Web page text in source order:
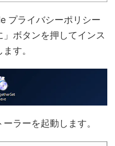
プライバシーポリシー
ボタンを押してインス
す。
ラーを起動します。